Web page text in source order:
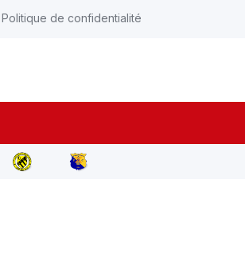
Politique de confidentialité